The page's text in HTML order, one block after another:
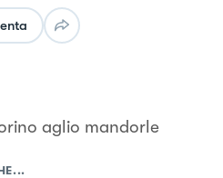
aglio mandorle